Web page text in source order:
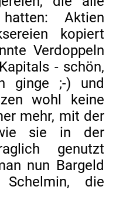
Aktien
kopiert
Verdoppeln
- schön,
ginge ;-) und
wohl keine
mehr, mit der
sie in der
genutzt
nun Bargeld
Schelmin, die